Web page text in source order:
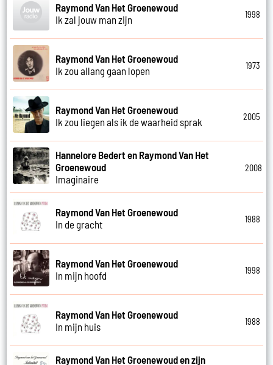
Raymond Van Het Groenewoud
Ik zal jouw man zijn
1998
Raymond Van Het Groenewoud
Ik zou allang gaan lopen
1973
Raymond Van Het Groenewoud
Ik zou liegen als ik de waarheid sprak
2005
Hannelore Bedert en Raymond Van Het
Groenewoud
Imaginaire
2008
Raymond Van Het Groenewoud
In de gracht
1988
Raymond Van Het Groenewoud
In mijn hoofd
1998
Raymond Van Het Groenewoud
In mijn huis
1988
Raymond Van Het Groenewoud en zijn